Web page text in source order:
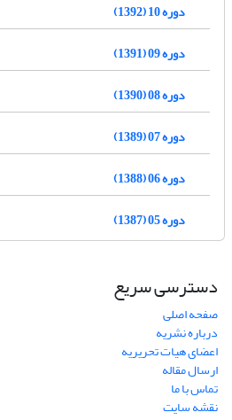
دوره 10 (1392)
دوره 09 (1391)
دوره 08 (1390)
دوره 07 (1389)
دوره 06 (1388)
دوره 05 (1387)
دسترسی سریع
صفحه اصلی
درباره نشریه
اعضای هیات تحریریه
ارسال مقاله
تماس با ما
نقشه سایت